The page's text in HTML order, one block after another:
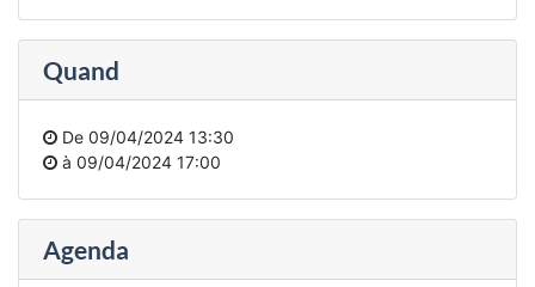
Quand
De 09/04/2024 13:30
à 09/04/2024 17:00
Agenda